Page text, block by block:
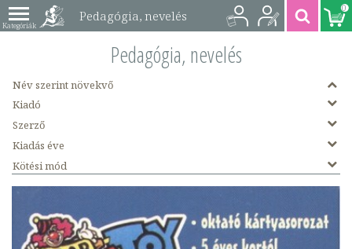
Pedagógia, nevelés
könyvek
0
Pedagógia, nevelés
Név szerint növekvő
Kiadó
Szerző
Kiadás éve
Kötési mód